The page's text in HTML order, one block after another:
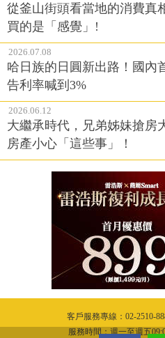
從釜山街頭看當地的消費真
買的是「感覺」!
2026.07.08
哈日族的日圓新出路！國內
告利率喊到3%
2026.06.12
大繼承時代，兄弟姊妹搶房
房產小心「這些事」！
客戶服務專線：02-2510-
服務時間：週一至週五